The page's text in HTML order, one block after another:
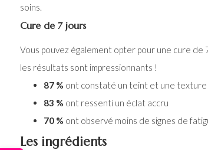
soins.
Cure de 7 jours
Vous pouvez également opter pour une cure de
les résultats sont impressionnants !
87 % ont constaté un teint et une texture
83 % ont ressenti un éclat accru
70 % ont observé moins de signes de
Les ingrédients